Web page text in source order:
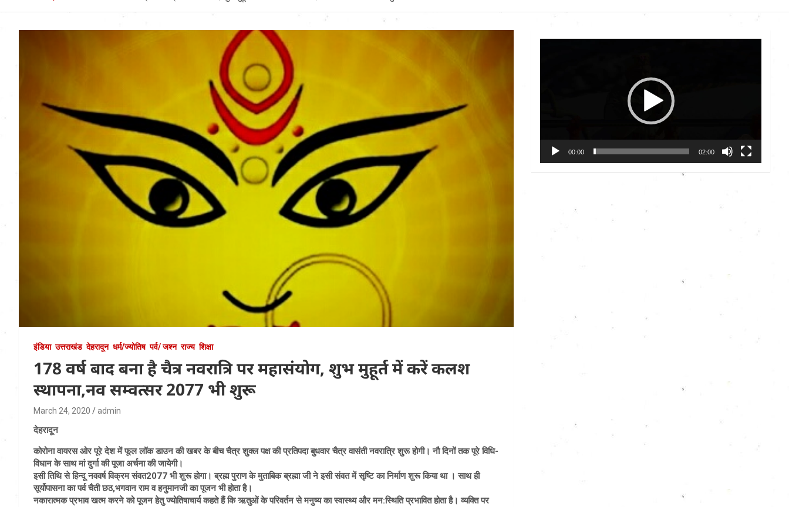
Uttarakhand News in
इंडिया उत्तराखंड देहरादून धर्म/ज्योतिष पर्व/ जश्न राज्य शिक्षा
178 वर्ष बाद बना है चैत्र नवरात्रि पर महासंयोग, शुभ मुहूर्त में करें कलश
स्थापना,नव सम्वत्सर 2077 भी शुरू
March 24, 2020 admin
देहरादून
कोरोना वायरस ओर पूरे देश में फूल लॉक डाउन की खबर के बीच चैत्र शुक्ल पक्ष की प्रतिपदा बुधवार चैत्र वासंती नवरात्रि शुरू होगी। नौ दिनों तक पूरे विधि-
विधान के साथ मां दुर्गा की पूजा अर्चना की जायेगी।
इसी तिथि से हिन्दू नववर्ष विक्रम संवत2077 भी शुरू होगा। ब्रह्म पुराण के मुताबिक ब्रह्मा जी ने इसी संवत में सृष्टि का निर्माण शुरू किया था । साथ ही
सूर्योपासना का पर्व चैती छठ,भगवान राम व हनुमानजी का पूजन भी होता है।
नकारात्मक प्रभाव खत्म करने को पूजन हेतु ज्योतिषाचार्य कहते हैं कि ऋतुओं के परिवर्तन से मनुष्य का स्वास्थ्य और मन:स्थिति प्रभावित होता है। व्यक्ति पर
00:00 02:00